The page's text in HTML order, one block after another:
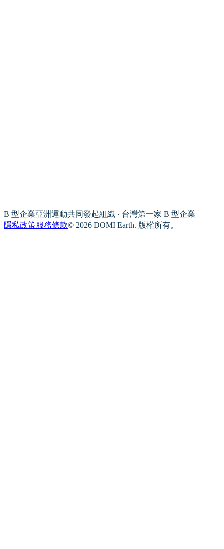
B 型企業亞洲運動共同發起組織 · 台灣第一家 B 型企業
隱私政策服務條款© 2026 DOMI Earth. 版權所有。